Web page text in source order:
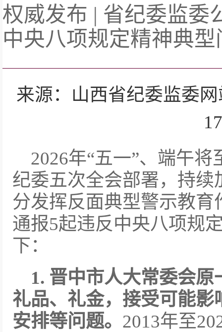
权威发布 | 省纪委监委
中央八项规定精神典型
来源：山西省纪委监委
2026年“五一”、端午
纪委五次全会部署，持
分发挥反面典型警示教
通报5起违反中央八项规
下：
1. 晋中市人大常委会
礼品、礼金，接受可能
安排等问题。 2013年至